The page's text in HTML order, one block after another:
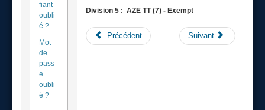
fiant
oubli
é ?
Mot
de
pass
e
oubli
é ?
Division 5 : AZE TT (7) - Exempt
Précédent Suivant